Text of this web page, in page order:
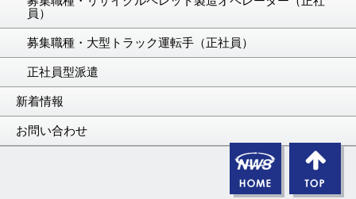
員）
募集職種・大型トラック運転手（正社員）
正社員型派遣
新着情報
お問い合わせ